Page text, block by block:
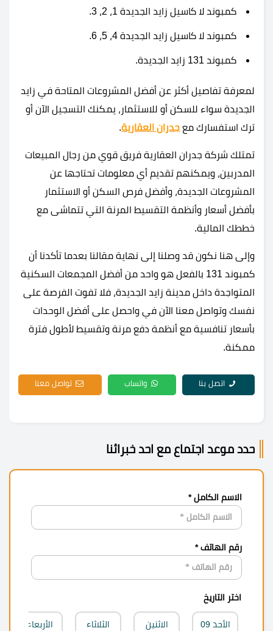
كمبوند لا كاسيل زايد الجديدة 1، 2، 3.
كمبوند لا كاسيل زايد الجديدة 4، 5، 6.
كمبوند 131 زايد الجديدة.
لمعرفة تفاصيل أكثر عن أفضل المشروعات المتاحة في زايد
الجديدة سواء للسكن أو للاستثمار، يمكنك التسجيل الآن أو
ترك استفسارك مع جدران العقارية.
تمتلك شركة جدران العقارية فريق قوي من رجال المبيعات
المدربين، ويمكنهم تقديم أي معلومات تحتاجها عن
المشروعات الجديدة، وأفضل فرص السكن أو الاستثمار
بأفضل أسعار وأنظمة التقسيط المرنة التي تتماشى مع
خططك المالية.
وإلى هنا نكون قد وصلنا إلى نهاية مقالنا بعدما تأكدنا أن
كمبوند 131 بالفعل هو واحد من أفضل المجمعات السكنية
المتواجدة داخل مدينة زايد الجديدة، فلا تفوت الفرصة على
نفسك وتواصل معنا الآن في واحصل على أفضل الوحدات
بأسعار تنافسية مع أنظمة دفع مرنة وتقسيط لأطول فترة
ممكنة.
اتصل بنا واتساب تواصل معنا
حدد موعد اجتماع مع احد خبرائنا
الاسم الكامل *
رقم الهاتف *
اختر التاريخ
الأحد 09
الاثنين
الثلاثاء
الأربعاء